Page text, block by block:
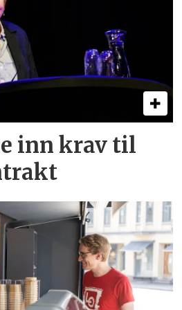
inn krav til